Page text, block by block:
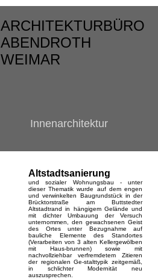
Altstadtsanierung
und sozialer Wohnungsbau - unter
dieser Thematik wurde auf dem engen
und verwinkelten Baugrundstück in der
Brücktorstraße am Buttstedter
Altstadtrand in hängigem Gelände und
mit dichter Umbauung der Versuch
unternommen, den gewachsenen Geist
des Ortes unter Bezugnahme auf
bauliche Elemente des Standortes
(Verarbeiten von 3 alten Kellergewölben
mit Haus-brunnen) sowie mit
nachvollziehbar verfremdetem Zitieren
der regionalen Ge-stalttypik zeitgemäß,
in schlichter Modernität neu
auszusprechen.
ARCHITEKTURBÜRO
ABENDROTH
WEIMAR
Innenarchitektur